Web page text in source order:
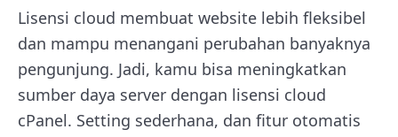
Lisensi cloud membuat website lebih fleksibel
dan mampu menangani perubahan banyaknya
pengunjung. Jadi, kamu bisa meningkatkan
sumber daya server dengan lisensi cloud
cPanel. Setting sederhana, dan fitur otomatis